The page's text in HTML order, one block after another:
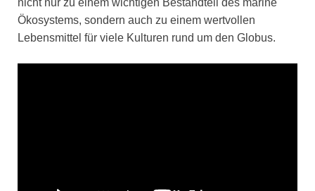
nicht nur zu einem wichtigen Bestandteil des marine
Ökosystems, sondern auch zu einem wertvollen
Lebensmittel für viele Kulturen rund um den Globus.